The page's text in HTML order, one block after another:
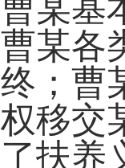
曹某基
曹某各
终；曹
权移交
了扶养